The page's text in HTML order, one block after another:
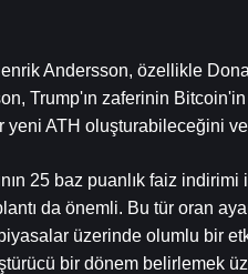
Andersson, özellikle
Trump'ın zaferinin
ATH oluşturabileceğini
25 baz puanlık faiz
da önemli. Bu tür oran
üzerinde olumlu bir
bir dönem belirlemek